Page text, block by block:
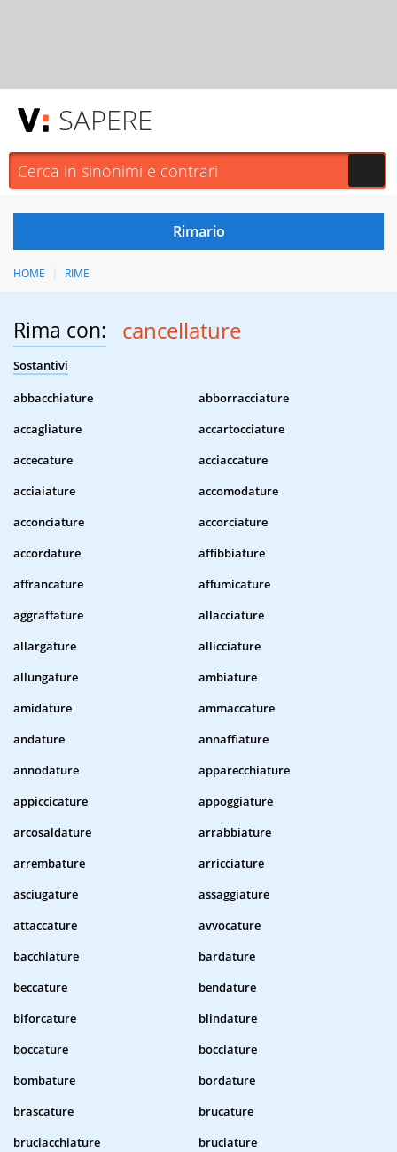
SAPERE
HOME RIME
Rima con: cancellature
Sostantivi
abbacchiature
abborracciature
accagliature
accartocciature
accecature
acciaccature
acciaiature
accomodature
acconciature
accorciature
accordature
affibbiature
affrancature
affumicature
aggraffature
allacciature
allargature
allicciature
allungature
ambiature
amidature
ammaccature
andature
annaffiature
annodature
apparecchiature
appiccicature
appoggiature
arcosaldature
arrabbiature
arrembature
arricciature
asciugature
assaggiature
attaccature
avvocature
bacchiature
bardature
beccature
bendature
biforcature
blindature
boccature
bocciature
bombature
bordature
brascature
brucature
bruciacchiature
bruciature